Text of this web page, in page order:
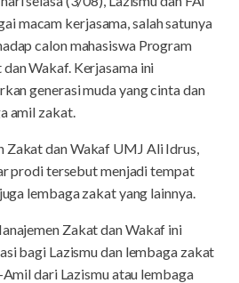
macam kerjasama, salah satunya
calon mahasiswa Program
Wakaf. Kerjasama ini
generasi muda yang cinta dan
amil zakat.
Zakat dan Wakaf UMJ Ali Idrus,
prodi tersebut menjadi tempat
lembaga zakat yang lainnya.
Zakat dan Wakaf ini
bagi Lazismu dan lembaga zakat
dari Lazismu atau lembaga